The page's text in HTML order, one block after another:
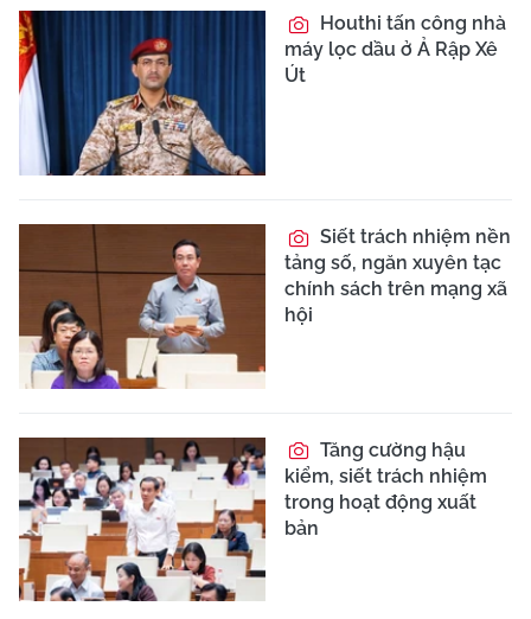
Houthi tấn công nhà
máy lọc dầu ở Ả Rập Xê
Út
Siết trách nhiệm nền
tảng số, ngăn xuyên tạc
chính sách trên mạng xã
hội
Tăng cường hậu
kiểm, siết trách nhiệm
trong hoạt động xuất
bản